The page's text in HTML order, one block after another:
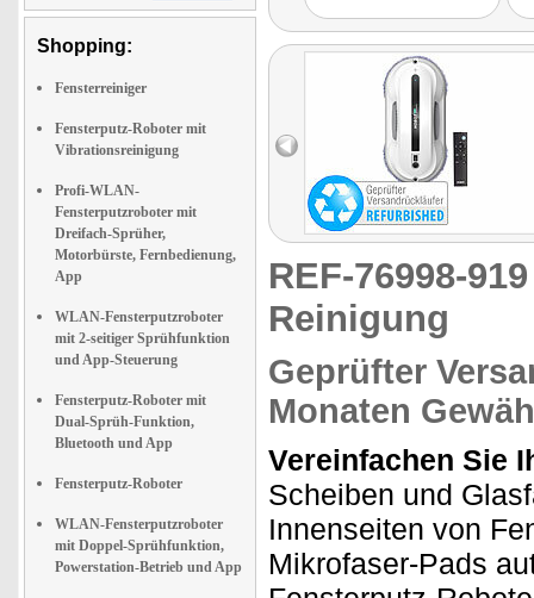
Shopping:
Fensterreiniger
Fensterputz-Roboter mit
Vibrationsreinigung
Profi-WLAN-
Fensterputzroboter mit
Dreifach-Sprüher,
Motorbürste, Fernbedienung,
App
WLAN-Fensterputzroboter
mit 2-seitiger Sprühfunktion
und App-Steuerung
Fensterputz-Roboter mit
Dual-Sprüh-Funktion,
Bluetooth und App
Fensterputz-Roboter
WLAN-Fensterputzroboter
mit Doppel-Sprühfunktion,
Powerstation-Betrieb und App
REF-76998-
Reinigung
Geprüfter
Monaten
Vereinfachen Sie
Scheiben und
Innenseiten von
Mikrofaser-Pads